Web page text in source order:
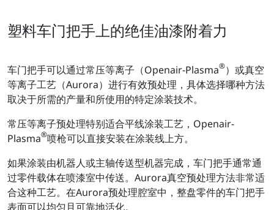
塑料车门把手上的绝佳油漆附着力
车门把手可以通过常压等离子（Openair-Plasma®）或真空
等离子工艺（Aurora）进行有效预处理，具体选择哪种方法
取决于所需的产量和所使用的特定涂装技术。
常压等离子预处理特别适合平线涂装工艺，Openair-
Plasma®喷枪可以直接安装在涂装线上方。
如果涂装由机器人或主轴传送型机器完成，车门把手通常通
过零件载体在喷漆室中传送。Aurora真空预处理方法非常适
合这种工艺。在Aurora预处理腔室中，整盘零件的车门把手
表面可以均匀且可靠地活化。